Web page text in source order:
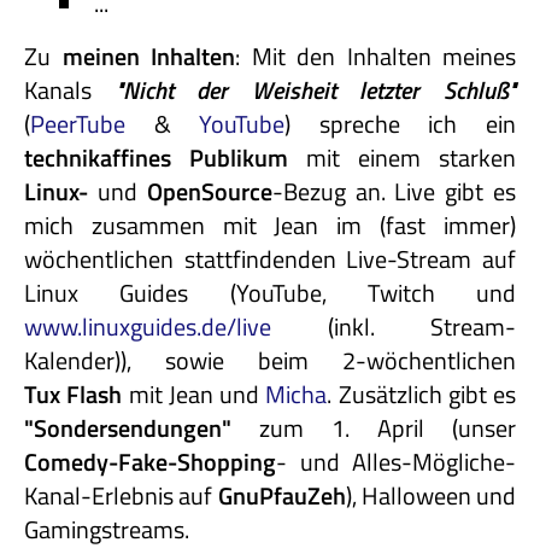
Zu meinen Inhalten: Mit den Inhalten meines
Kanals
"Nicht der Weisheit letzter
Schluß"
(PeerTube &YouTube) spreche ich ein
technikaffines Publikum mit einem starken
Linux- und OpenSource-Bezug an. Live gibt es
mich zusammen mit Jean im (fast immer)
wöchentlichen stattfindenden Live-Stream auf
Linux Guides (YouTube, Twitch und
www.linuxguides.de/live (inkl. Stream-
Kalender)), sowie beim 2-wöchentlichen
Tux Flash mit Jean und Micha. Zusätzlich gibt es
"Sondersendungen" zum 1. April (unser
Comedy-Fake-Shopping- und Alles-Mögliche-
Kanal-Erlebnis aufGnuPfauZeh), Halloween und
Gamingstreams.